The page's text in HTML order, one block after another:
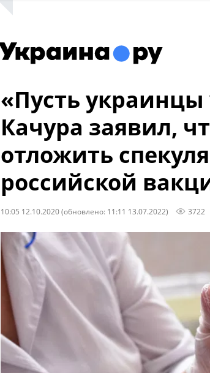
«Пусть украинцы
Качура заявил,
отложить
российской
10:05 12.10.2020(обновлено: 11:11 13.07.2022) 3722